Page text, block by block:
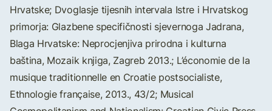
Hrvatske; Dvoglasje tijesnih intervala Istre i Hrvatskog
primorja: Glazbene specifičnosti sjevernoga Jadrana,
Blaga Hrvatske: Neprocjenjiva prirodna i kulturna
baština, Mozaik knjiga, Zagreb 2013.; L’économie de la
musique traditionnelle en Croatie postsocialiste,
Ethnologie française, 2013., 43/2; Musical